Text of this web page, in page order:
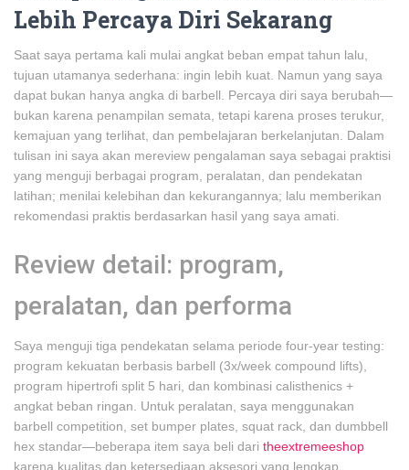
Lebih Percaya Diri Sekarang
Saat saya pertama kali mulai angkat beban empat tahun lalu,
tujuan utamanya sederhana: ingin lebih kuat. Namun yang saya
dapat bukan hanya angka di barbell. Percaya diri saya berubah—
bukan karena penampilan semata, tetapi karena proses terukur,
kemajuan yang terlihat, dan pembelajaran berkelanjutan. Dalam
tulisan ini saya akan mereview pengalaman saya sebagai praktisi
yang menguji berbagai program, peralatan, dan pendekatan
latihan; menilai kelebihan dan kekurangannya; lalu memberikan
rekomendasi praktis berdasarkan hasil yang saya amati.
Review detail: program,
peralatan, dan performa
Saya menguji tiga pendekatan selama periode four-year testing:
program kekuatan berbasis barbell (3x/week compound lifts),
program hipertrofi split 5 hari, dan kombinasi calisthenics +
angkat beban ringan. Untuk peralatan, saya menggunakan
barbell competition, set bumper plates, squat rack, dan dumbbell
hex standar—beberapa item saya beli dari theextremeeshop
karena kualitas dan ketersediaan aksesori yang lengkap.